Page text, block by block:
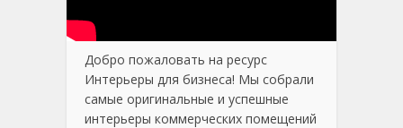
Добро пожаловать на ресурс
Интерьеры для бизнеса! Мы собрали
самые оригинальные и успешные
интерьеры коммерческих помещений